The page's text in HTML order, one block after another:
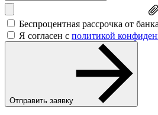
Беспроцентная рассрочка от
Я согласен с политикой
Отправить заявку